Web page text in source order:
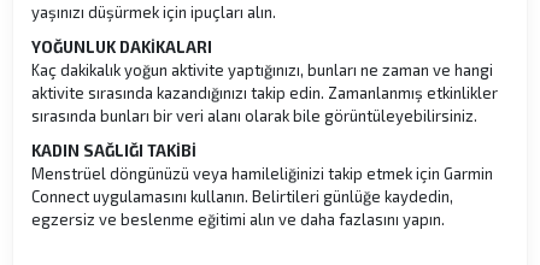
yaşınızı düşürmek için ipuçları alın.
YOĞUNLUK DAKİKALARI
Kaç dakikalık yoğun aktivite yaptığınızı, bunları ne zaman ve hangi
aktivite sırasında kazandığınızı takip edin. Zamanlanmış etkinlikler
sırasında bunları bir veri alanı olarak bile görüntüleyebilirsiniz.
KADIN SAĞLIĞI TAKİBİ
Menstrüel döngünüzü veya hamileliğinizi takip etmek için Garmin
Connect uygulamasını kullanın. Belirtileri günlüğe kaydedin,
egzersiz ve beslenme eğitimi alın ve daha fazlasını yapın.